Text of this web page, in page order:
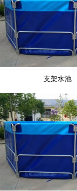
支架水池
支架水池